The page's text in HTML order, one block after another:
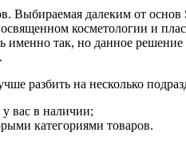
Выбираемая далеким от
косметологии и
так, но данное
разбить на несколько
вас в наличии;
категориями товаров.